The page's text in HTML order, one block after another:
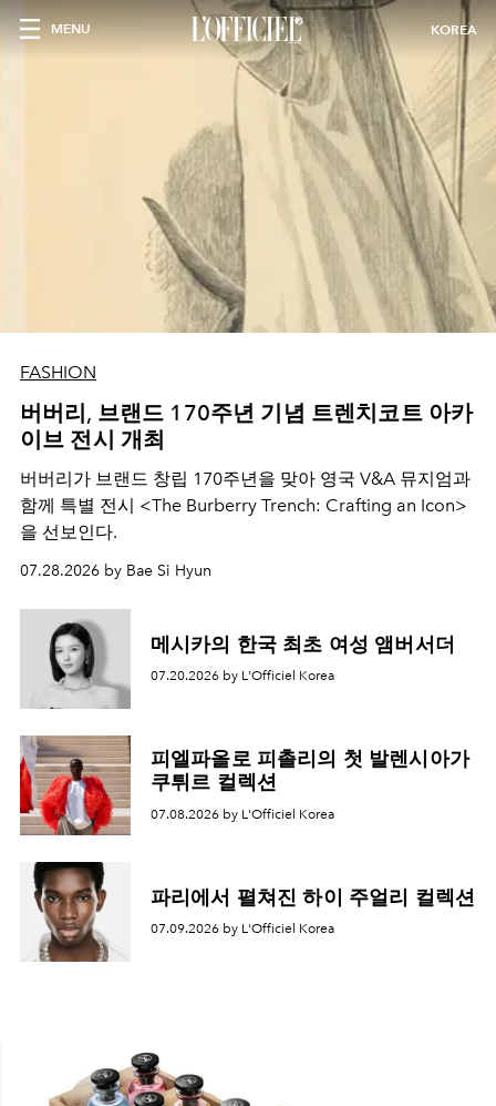
MENU KOREA
FASHION
버버리, 브랜드 170주년 기념 트렌치코트 아카
이브 전시 개최
버버리가 브랜드 창립 170주년을 맞아 영국 V&A 뮤지엄과
함께 특별 전시 <The Burberry Trench: Crafting an Icon>
을 선보인다.
07.28.2026 by Bae Si Hyun
메시카의 한국 최초 여성 앰버서더
07.20.2026 by L'Officiel Korea
피엘파올로 피촐리의 첫 발렌시아가
쿠튀르 컬렉션
07.08.2026 by L'Officiel Korea
파리에서 펼쳐진 하이 주얼리 컬렉션
07.09.2026 by L'Officiel Korea